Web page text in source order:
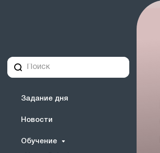
Задание дня
Новости
Обучение